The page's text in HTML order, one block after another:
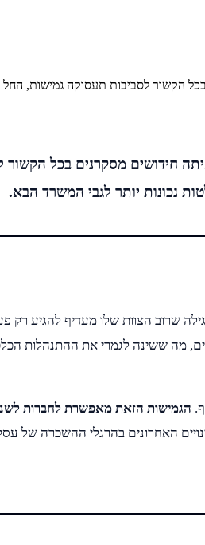
לסביבות תעסוקה גמישות, החל
חידושים מסקרנים בכל הקשור
נכונות יותר לגבי המשרד הבא.
שרוב הצוות שלו מעדיף להגיע רק
מה ששינה לגמרי את ההתנהלות
הגמישות הזאת מאפשרת לחברות
האחרונים בהרגלי ההשכרה של